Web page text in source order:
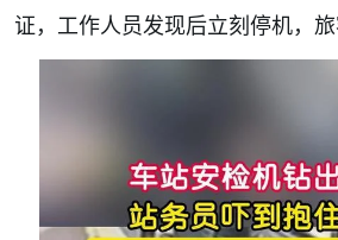
证，工作人员发现后立刻停机，旅